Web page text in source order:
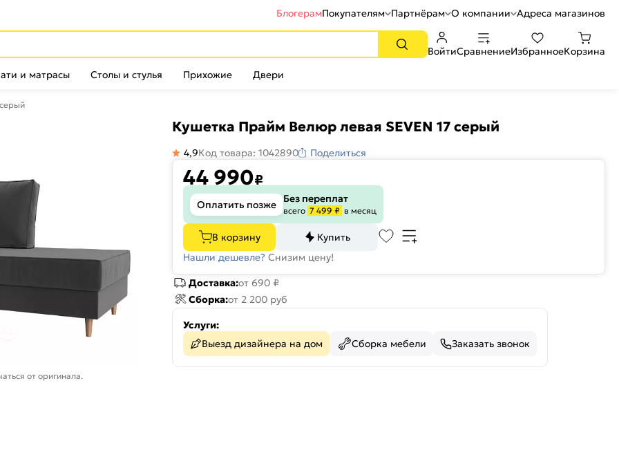
БлогерамПокупателям Партнёрам О компании Адреса магазинов
ВойтиСравнениеИзбранноеКорзина
и матрасы Столы и стулья Прихожие Двери
от оригинала.
Кушетка Прайм Велюр левая SEVEN 17 серый
4,9Код товара: 1042890 Поделиться
44 990₽
Оплатить позже Без переплат
всего 7 499 ₽ в месяц
В корзину
Купить
Нашли дешевле? Снизим цену!
Доставка:от 690 ₽
Сборка:от 2 200 руб
Услуги:
Выезд дизайнера на дом
Сборка мебели Заказать звонок